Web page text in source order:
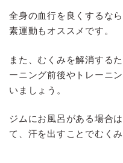
全身の血行を良くするな
素運動もオススメです。
また、むくみを解消する
ーニング前後やトレーニ
いましょう。
ジムにお風呂がある場合
て、汗を出すことでむく